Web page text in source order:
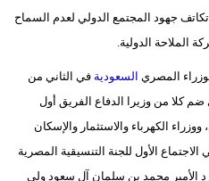
جهود المجتمع الدولي لعدم السماح
الملاحة الدولية.
المصري السعودية في الثاني من
كلا من وزيرا الدفاع الفريق أول
الكهرباء والاستثمار والإسكان
الأول للجنة التنسيقية المصرية
الأمير محمد بن سلمان آل سعود ولي